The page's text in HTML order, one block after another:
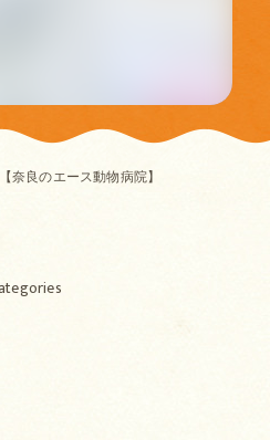
良のエース動物病院】